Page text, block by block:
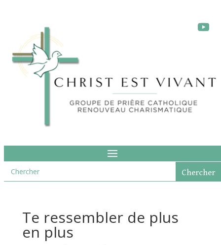
Te ressembler de plus
en plus